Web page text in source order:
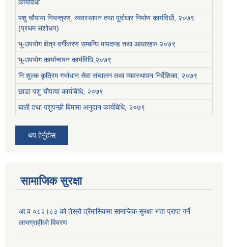
कार्यविधी
पशु चौपाया नियन्त्रण, व्यवस्थापन तथा पू्र्वाधार निर्माण कार्यविधी, २०७९
(प्रथम संशोधन)
भू-उपयोग क्षेत्र वर्गीकरण सम्बन्धि मापदण्ड तथा आधारहरु २०७९
भू-उपयोग कार्यान्वयन कार्यविधि,२०७९
नि:शुल्क कृत्रिम गर्भाधान सेवा संचालन तथा व्यवस्थापन निर्देशिका, २०७९
छाडा पशु चौपाया कार्यबिधि, २०७९
बाली तथा पशुपन्छी बिमामा अनुदान कार्यबिधि, २०७९
थप हेर्नुहोस
सामाजिक सुरक्षा
आ.व ०८२।८३ को तेस्रो त्रैमासिकमा सामाजिक सुरक्षा भत्ता प्राप्त गर्ने
लाभग्राहीको विवरण